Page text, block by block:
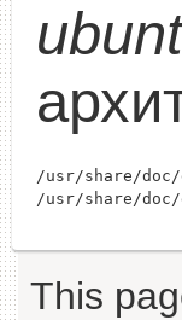
/usr/share/doc/
This